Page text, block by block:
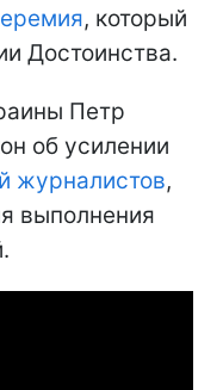
, который
Достоинства.
Петр
об усилении
журналистов,
выполнения